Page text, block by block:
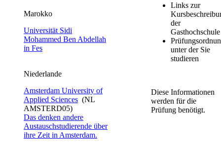
​​​​​​​​Marokko ​​​​
Universität Sidi
Mohammed Ben Abdellah
in Fes​
Niederlande​​​​
Amst​erdam University​ of
Applied Sciences (NL
AMSTERD05)
Das denken andere
Austauschstudierende über
ihre Zeit in Amsterdam.
Links zur
der
unter der Sie
studieren
Diese Informationen
werden für die
Prüfung benötigt.